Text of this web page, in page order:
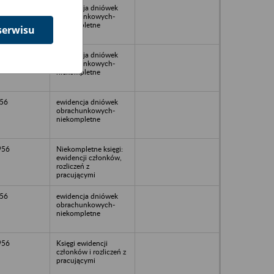
ewidencja dniówek
obrachunkowych-
niekompletne
ewidencja dniówek
obrachunkowych-
niekompletne
ewidencja dniówek
obrachunkowych-
niekompletne
Niekompletne księgi:
ewidencji członków,
rozliczeń z
pracującymi
ewidencja dniówek
obrachunkowych-
niekompletne
Księgi ewidencji
członków i rozliczeń z
pracującymi